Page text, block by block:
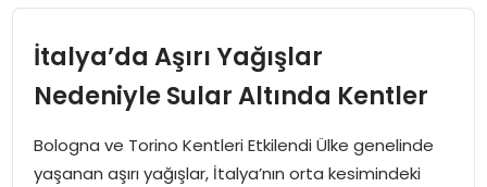
YAŞAM
SAĞLIK
SPOR
İtalya’da Aşırı Yağışlar
Nedeniyle Sular Altında Kentler
Bologna ve Torino Kentleri Etkilendi Ülke genelinde
yaşanan aşırı yağışlar, İtalya’nın orta kesimindeki